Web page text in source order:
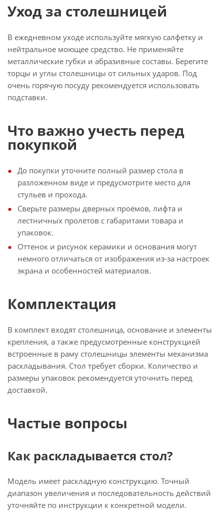
Уход за столешницей
В ежедневном уходе используйте мягкую салфетку и
нейтральное моющее средство. Не применяйте
металлические губки и абразивные составы. Берегите
торцы и углы столешницы от сильных ударов. Под
очень горячую посуду рекомендуется использовать
подставки.
Что важно учесть перед
покупкой
До покупки уточните полный размер стола в
разложенном виде и предусмотрите место для
стульев и прохода.
Сверьте размеры дверных проёмов, лифта и
лестничных пролётов с габаритами товара и
упаковок.
Оттенок и рисунок керамики и основания могут
немного отличаться от изображения из-за настроек
экрана и особенностей материалов.
Комплектация
В комплект входят столешница, основание и элементы
крепления, а также предусмотренные конструкцией
встроенные в раму столешницы элементы механизма
раскладывания. Стол требует сборки. Количество и
размеры упаковок рекомендуется уточнить перед
доставкой.
Частые вопросы
Как раскладывается стол?
Модель имеет раскладную конструкцию. Точный
диапазон увеличения и последовательность действий
уточняйте по инструкции к конкретной модели.